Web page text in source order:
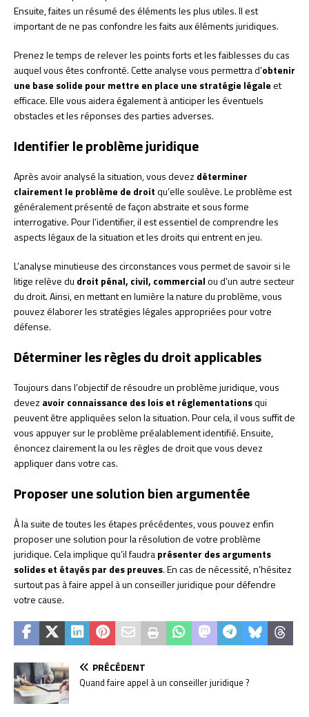
Ensuite, faites un résumé des éléments les plus utiles. Il est
important de ne pas confondre les faits aux éléments juridiques.
Prenez le temps de relever les points forts et les faiblesses du cas
auquel vous êtes confronté. Cette analyse vous permettra d’obtenir
une base solide pour mettre en place une stratégie légaleet
efficace. Elle vous aidera également à anticiper les éventuels
obstacles et les réponses des parties adverses.
Identifier le problème juridique
Après avoir analysé la situation, vous devez déterminer
clairement le problème de droitqu’elle soulève. Le problème est
généralement présenté de façon abstraite et sous forme
interrogative. Pour l’identifier, il est essentiel de comprendre les
aspects légaux de la situation et les droits qui entrent en jeu.
L’analyse minutieuse des circonstances vous permet de savoir si le
litige relève du droit pénal, civil, commercialou d’un autre secteur
du droit. Ainsi, en mettant en lumière la nature du problème, vous
pouvez élaborer les stratégies légales appropriées pour votre
défense.
Déterminer les règles du droit applicables
Toujours dans l’objectif de résoudre un problème juridique, vous
devez avoir connaissance des lois et réglementationsqui
peuvent être appliquées selon la situation. Pour cela, il vous suffit de
vous appuyer sur le problème préalablement identifié. Ensuite,
énoncez clairement la ou les règles de droit que vous devez
appliquer dans votre cas.
Proposer une solution bien argumentée
À la suite de toutes les étapes précédentes, vous pouvez enfin
proposer une solution pour la résolution de votre problème
juridique. Cela implique qu’il faudraprésenter des arguments
solides et étayés par des preuves. En cas de nécessité, n’hésitez
surtout pas à faire appel à un conseiller juridique pour défendre
votre cause.
PRÉCÉDENT
Quand faire appel à un conseiller juridique ?